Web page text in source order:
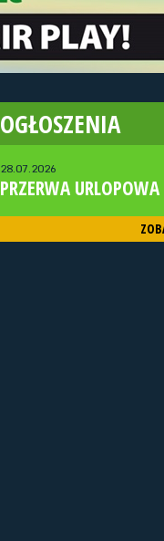
OGŁOSZENIA
28.07.2026
PRZERWA